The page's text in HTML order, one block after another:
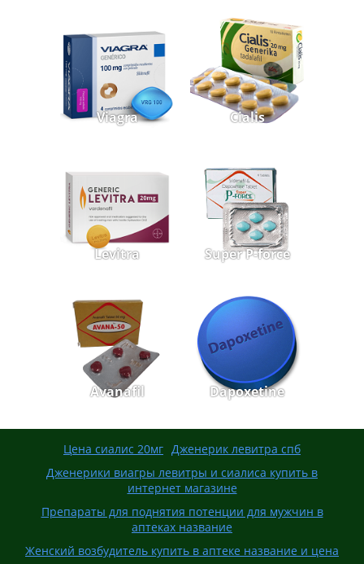
Viagra Cialis
Levitra Super P-force
Avanafil Dapoxetine
Цена сиалис 20мг Дженерик левитра спб
Дженерики виагры левитры и сиалиса купить в
интернет магазине
Препараты для поднятия потенции для мужчин в
аптеках название
Женский возбудитель купить в аптеке название и цена